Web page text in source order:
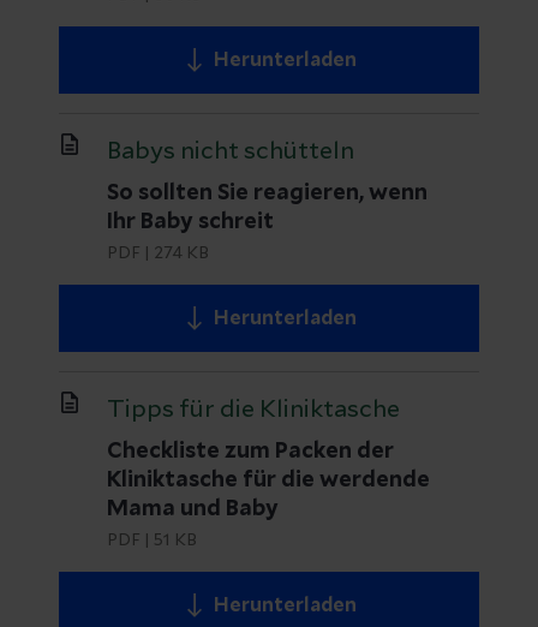
Herunterladen
Babys nicht schütteln
So sollten Sie reagieren, wenn
Ihr Baby schreit
PDF 274 KB
Herunterladen
Tipps für die Kliniktasche
Checkliste zum Packen der
Kliniktasche für die werdende
Mama und Baby
PDF 51 KB
Herunterladen